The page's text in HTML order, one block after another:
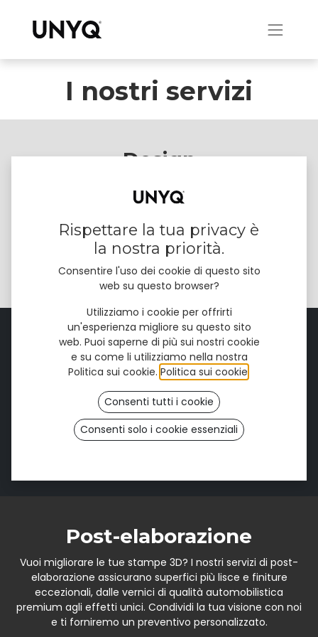
I nostri servizi
Design
tu abbia bisogno di un design personalizzato o di
qui per aiutarti. Contattaci per richiedere un preventivo
per i nostri servizi di progettazione.
Contattaci
Stampa 3D
Hai un design pronto per la stampa? Usa il nostro
calcolatore online qui sotto per ottenere un preventivo
immediato per i servizi di stampa 3D. Carica
semplicemente il tuo file, verifica il costo e conferma
l'ordine in pochi clic.
Post-elaborazione
Vuoi migliorare le tue stampe 3D? I nostri servizi di post-
elaborazione assicurano superfici più lisce e finiture
eccezionali, dalle vernici di qualità automobilistica
premium agli effetti unici. Condividi la tua visione con noi
e ti forniremo un preventivo personalizzato.
Rispettare la tua privacy è
la nostra priorità.
Consentire l'uso dei cookie di questo sito
web su questo browser?
Utilizziamo i cookie per offrirti
un'esperienza migliore su questo sito
web. Puoi saperne di più sui nostri cookie
e su come li utilizziamo nella nostra
Politica sui cookie. Politica sui cookie
Consenti tutti i cookie
Consenti solo i cookie essenziali